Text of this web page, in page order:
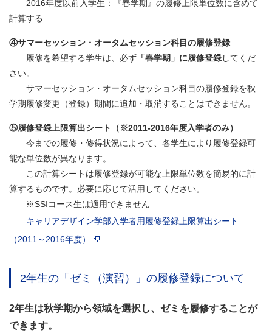
2016年度以前入学生：『春学期』の履修上限単位数に含めて
計算する
④サマーセッション・オータムセッション科目の履修登録
履修を希望する学生は、必ず 「春学期」 に履修登録してくだ
さい。
サマーセッション・オータムセッション科目の履修登録を秋
学期履修変更（登録）期間に追加・取消することはできません。
⑤履修登録上限算出シート（※2011-2016年度入学者のみ）
今までの履修・修得状況によって、各学生により履修登録可
能な単位数が異なります。
この計算シートは履修登録が可能な上限単位数を簡易的に計
算するものです。必要に応じて活用してください。
※SSIコース生は適用できません
キャリアデザイン学部入学者用履修登録上限算出シート
（2011～2016年度）
2年生の「ゼミ（演習）」の履修登録について
2年生は秋学期から領域を選択し、ゼミを履修することが
できます。